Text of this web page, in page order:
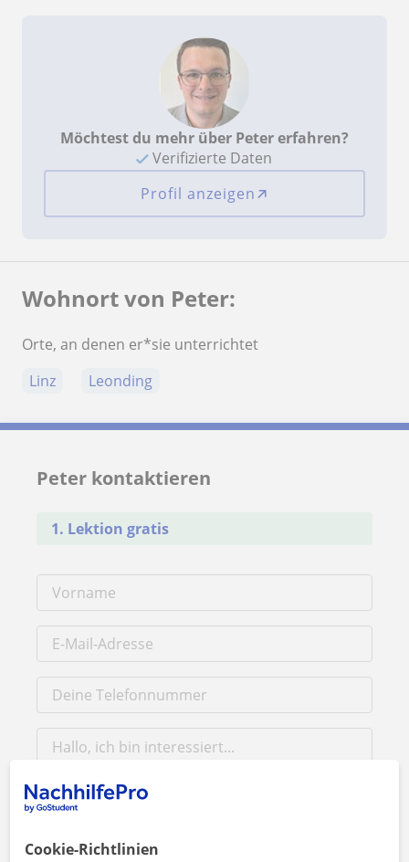
Möchtest du mehr über Peter erfahren?
Verifizierte Daten
Profil anzeigen
Wohnort von Peter:
Orte, an denen er*sie unterrichtet
Linz
Leonding
Peter kontaktieren
1. Lektion gratis
Durch Klicken auf eine der beiden Schaltflächen stimmen Sie
unseremImpressumund unserer
Cookie-Richtlinien